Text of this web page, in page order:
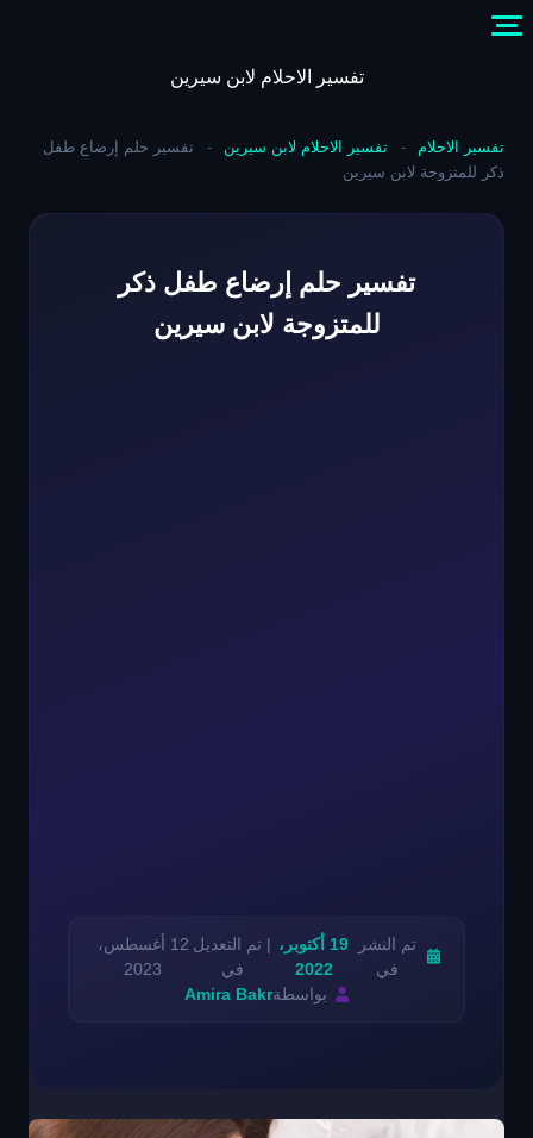
content
تفسير الاحلام لابن سيرين
تفسير الاحلام - تفسير الاحلام لابن سيرين -
تفسير حلم إرضاع طفل
ذكر للمتزوجة لابن سيرين
تفسير حلم إرضاع طفل ذكر
للمتزوجة لابن سيرين
تم النشر
في
19 أكتوبر،
2022
| تم التعديل
في
12 أغسطس،
2023
بواسطةAmira Bakr